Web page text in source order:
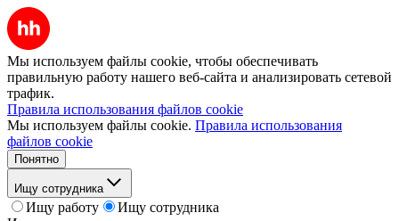
Мы используем файлы cookie, чтобы обеспечивать
правильную работу нашего веб-сайта и анализировать сетевой
трафик.
Правила использования файлов cookie
Мы используем файлы cookie. Правила использования
файлов cookie
Понятно
Ищу сотрудника
Ищу работу
Ищу сотрудника